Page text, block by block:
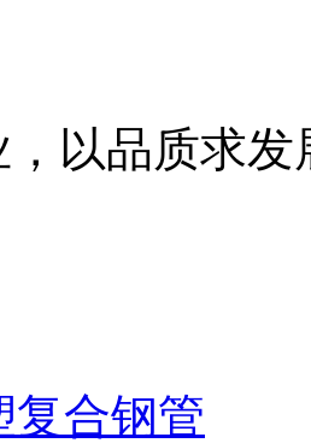
，以品质求
复合钢管